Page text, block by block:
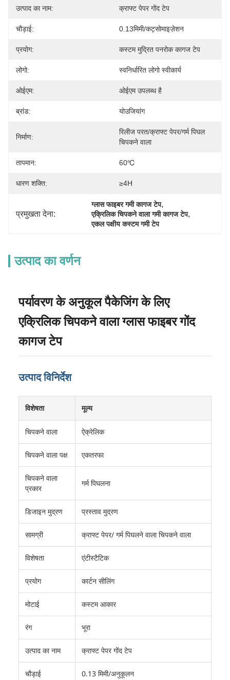
उत्पाद का नाम: क्राफ्ट पेपर गोंद टेप
चौड़ाई: 0.13मिमी/कट्सोमाइज़ेशन
प्रयोग: कस्टम मुद्रित पनरोक कागज टेप
लोगो: स्वनिर्धारित लोगो स्वीकार्य
ओईएम: ओईएम उपलब्ध है
ब्रांड: योउजियांग
निर्माण:
रिलीज परत/क्राफ्ट पेपर/गर्म पिघल
चिपकने वाला
तापमान: 60℃
धारण शक्ति: ≥4H
प्रमुखता देना:
ग्लास फाइबर गमी कागज टेप,
एक्रिलिक चिपकने वाला गमी कागज टेप,
एकल पक्षीय कस्टम गमी टेप
उत्पाद का वर्णन
पर्यावरण के अनुकूल पैकेजिंग के लिए
एक्रिलिक चिपकने वाला ग्लास फाइबर गोंद
कागज टेप
उत्पाद विनिर्देश
विशेषता मूल्य
चिपकने वाला ऐक्रेलिक
चिपकने वाला पक्ष एकतरफा
चिपकने वाला
प्रकार
गर्म पिघलना
डिजाइन मुद्रण प्रस्ताव मुद्रण
सामग्री क्राफ्ट पेपर/ गर्म पिघलने वाला चिपकने वाला
विशेषता एंटीस्टैटिक
प्रयोग कार्टन सीलिंग
मोटाई कस्टम आकार
रंग भूरा
उत्पाद का नाम क्राफ्ट पेपर गोंद टेप
चौड़ाई 0.13 मिमी/अनुकूलन